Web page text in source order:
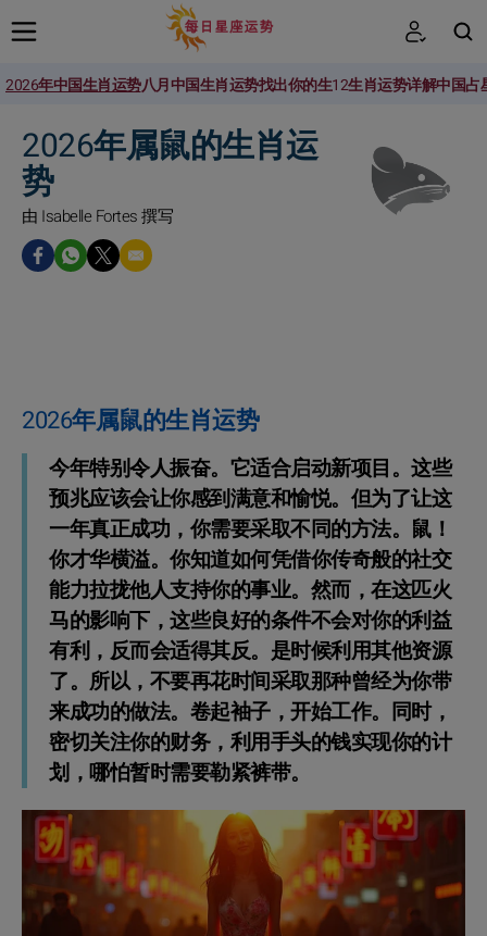
2026年中国生肖运势八月中国生肖运势找出你的生12生肖运势详解中国占
2026年属鼠的生肖运
势
由 Isabelle Fortes 撰写
2026年属鼠的生肖运势
今年特别令人振奋。它适合启动新项目。这些
预兆应该会让你感到满意和愉悦。但为了让这
一年真正成功，你需要采取不同的方法。鼠！
你才华横溢。你知道如何凭借你传奇般的社交
能力拉拢他人支持你的事业。然而，在这匹火
马的影响下，这些良好的条件不会对你的利益
有利，反而会适得其反。是时候利用其他资源
了。所以，不要再花时间采取那种曾经为你带
来成功的做法。卷起袖子，开始工作。同时，
密切关注你的财务，利用手头的钱实现你的计
划，哪怕暂时需要勒紧裤带。